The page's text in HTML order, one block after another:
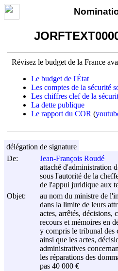
Révisez le budget de la France
Le budget de l'État
Les comptes de la sécurité
Les chiffres clef de la
La dette publique
Le rapport du COR (
De:
Jean-François Roudé
attaché d'administration
sous l'autorité de la
de l'appui juridique aux
Objet:
au nom du ministre de
dans la limite de leurs
actes, arrêtés, décisions,
recours et mémoires en
y compris le tribunal des
ainsi que les actes,
administratives
les réparations des
pas 40 000 €
délégation de signature